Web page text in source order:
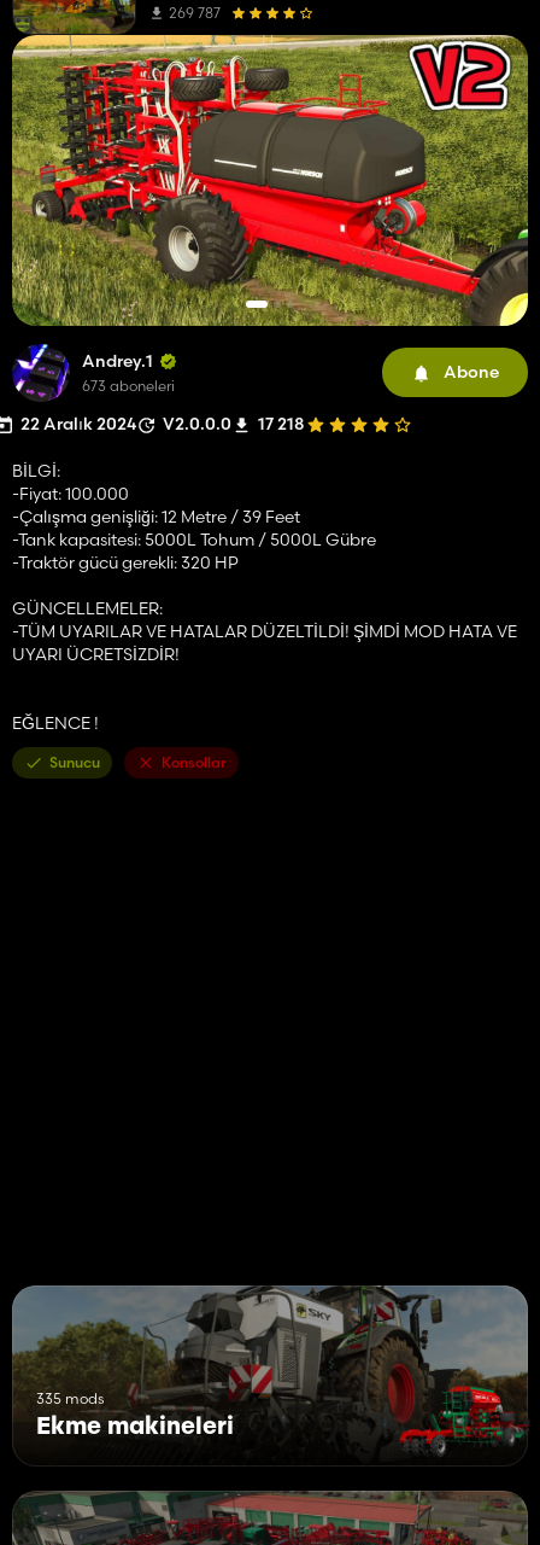
Andrey.1
673 aboneleri
Abone
22 Aralık 2024 V2.0.0.0 17 218
BİLGİ:
-Fiyat: 100.000
-Çalışma genişliği: 12 Metre / 39 Feet
-Tank kapasitesi: 5000L Tohum / 5000L Gübre
-Traktör gücü gerekli: 320 HP
GÜNCELLEMELER:
-TÜM UYARILAR VE HATALAR DÜZELTİLDİ! ŞİMDİ MOD HATA VE
UYARI ÜCRETSİZDİR!
EĞLENCE !
Sunucu Konsollar
335 mods
Ekme makineleri
269 787